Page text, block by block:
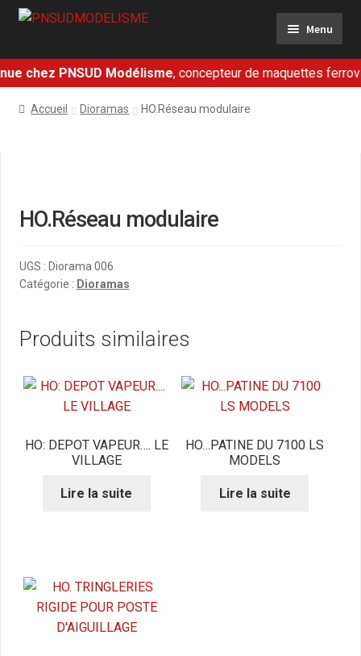
Aller
navigation
Aller
Menu
Ferroviaire
Présentation
Mon compte
chez PNSUD Modélisme, concepteur de maquettes
Accueil Dioramas HO.Réseau modulaire
HO.Réseau modulaire
UGS : Diorama 006
Catégorie : Dioramas
Produits similaires
HO: DEPOT VAPEUR…. LE
VILLAGE
Lire la suite
HO…PATINE DU 7100 LS
MODELS
Lire la suite